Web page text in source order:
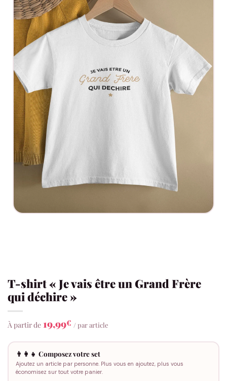
T-shirt « Je vais être un Grand Frère
qui déchire »
À partir de 19,99€ / par article
👨‍👩‍👧 Composez votre set
Ajoutez un article par personne. Plus vous en ajoutez, plus vous
économisez sur tout votre panier.